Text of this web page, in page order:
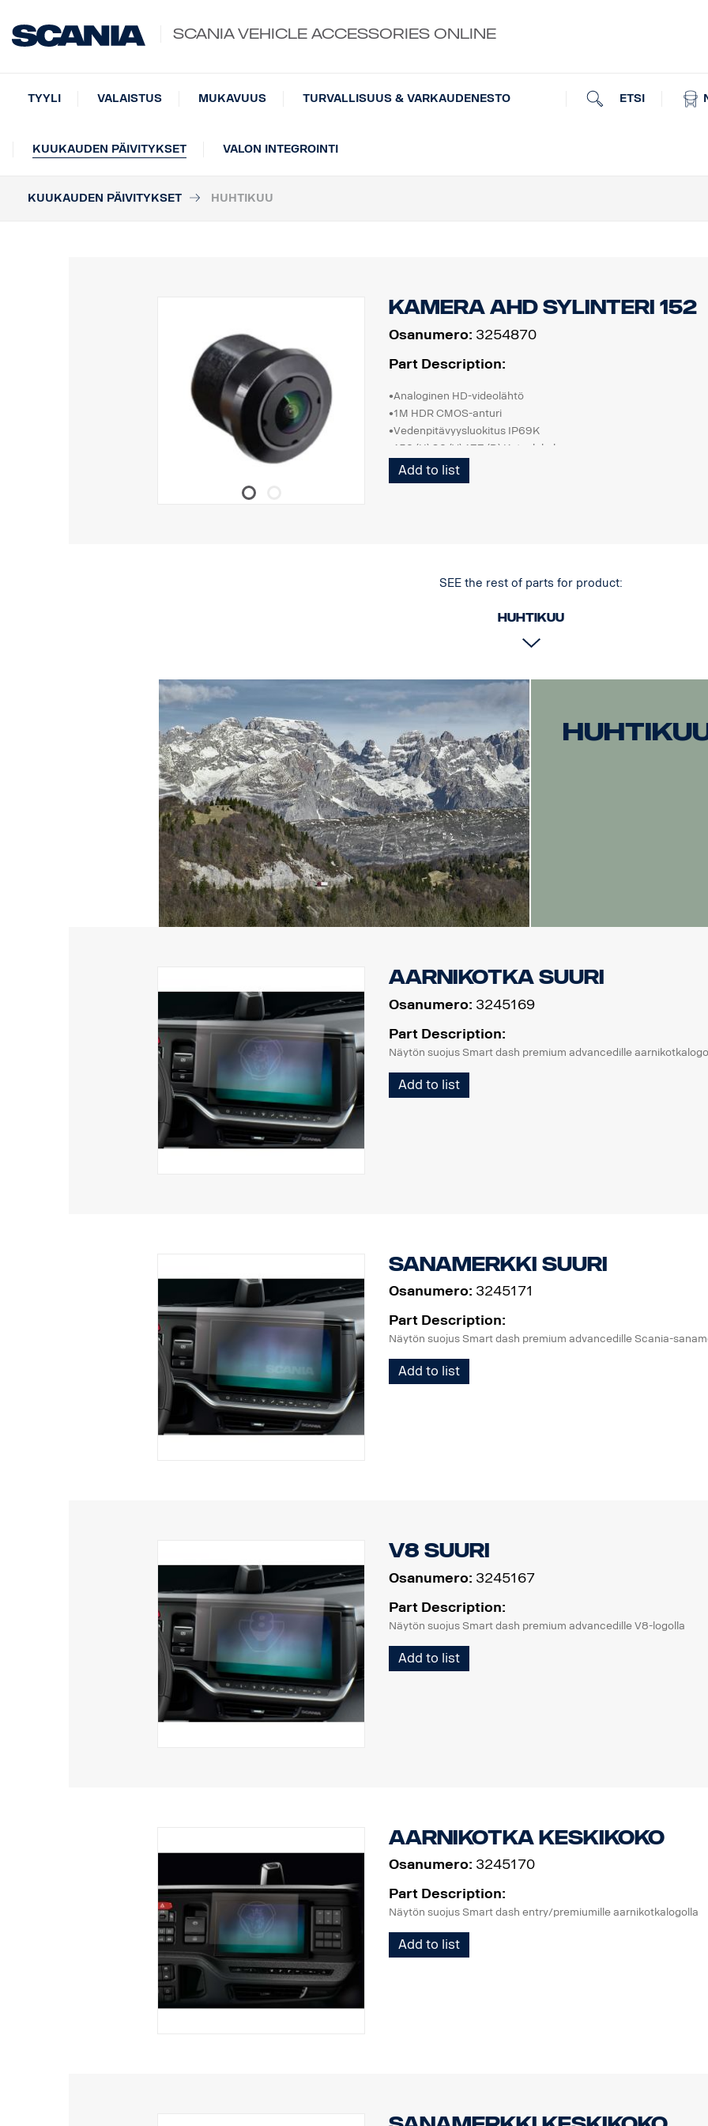
SCANIA VEHICLE ACCESSORIES ONLINE
ETSI
TYYLI VALAISTUS MUKAVUUS TURVALLISUUS & VARKAUDENESTO
KUUKAUDEN PÄIVITYKSET VALON INTEGROINTI
KUUKAUDEN PÄIVITYKSET HUHTIKUU
Kamera AHD Sylinteri 152
Osanumero: 3254870
Part Description:
•Analoginen HD-videolähtö
•1M HDR CMOS-anturi
•Vedenpitävyysluokitus IP69K
•152 (H) 92 (V) 177 (D) Katselukulma
•Normaali kuva
•0,1 LUX
Ei yhteensopiva AUS4:n kanssa
Add to list
SEE the rest of parts for product:
Huhtikuu
Aarnikotka suuri
Osanumero: 3245169
Part Description:
Näytön suojus Smart dash premium advancedille
Add to list
Sanamerkki suuri
Osanumero: 3245171
Part Description:
Näytön suojus Smart dash premium advancedille Scania-
Add to list
V8 Suuri
Osanumero: 3245167
Part Description:
Näytön suojus Smart dash premium advancedille V8-logolla
Add to list
Aarnikotka keskikoko
Osanumero: 3245170
Part Description:
Näytön suojus Smart dash entry/premiumille aarnikotkalogolla
Add to list